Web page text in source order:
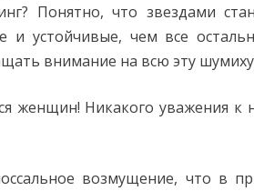
Понятно, что звездами
и устойчивые, чем все
внимание на всю эту
женщин! Никакого уважения к
возмущение, что в